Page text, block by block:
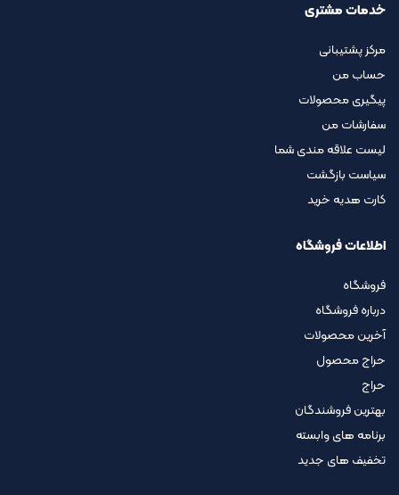
خدمات مشتری
مرکز پشتیبانی
حساب من
پیگیری محصولات
سفارشات من
لیست علاقه مندی شما
سیاست بازگشت
کارت هدیه خرید
اطلاعات فروشگاه
فروشگاه
درباره فروشگاه
آخرین محصولات
حراج محصول
حراج
بهترین فروشندگان
برنامه های وابسته
تخفیف های جدید